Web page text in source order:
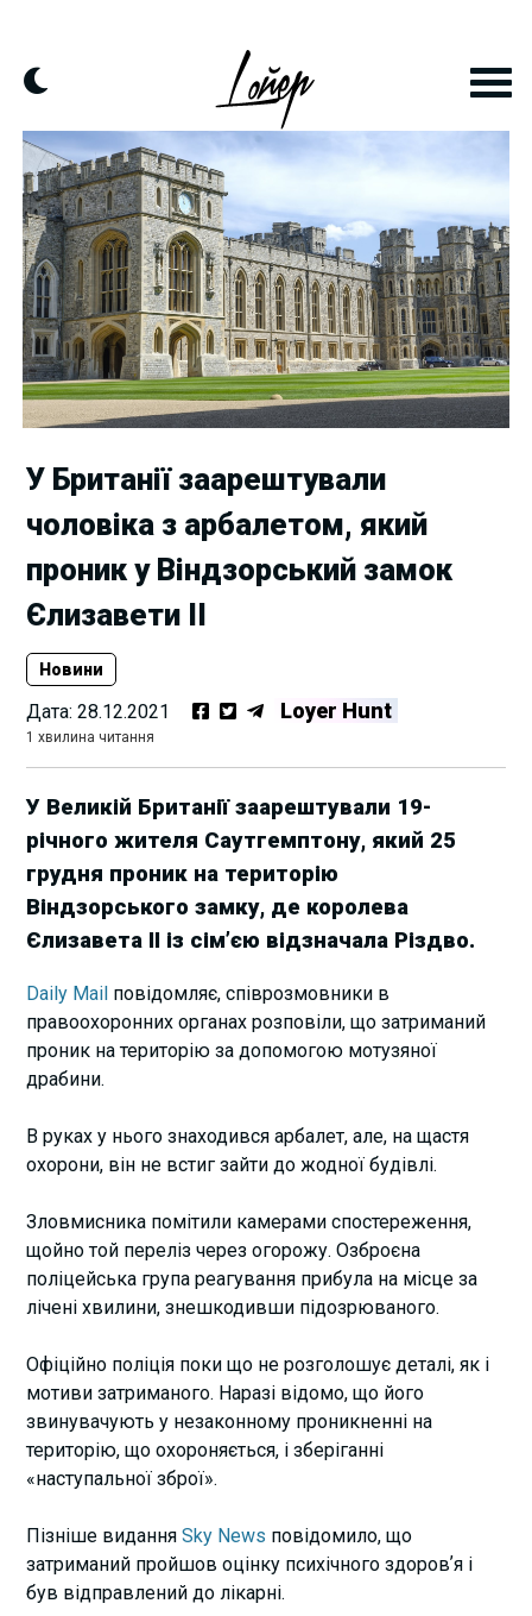
content
У Британії заарештували
чоловіка з арбалетом, який
проник у Віндзорський замок
Єлизавети II
Новини
Дата:28.12.2021 Loyer Hunt
1 хвилина читання
У Великій Британії заарештували 19-
річного жителя Саутгемптону, який 25
грудня проник на територію
Віндзорського замку, де королева
Єлизавета II із сімʼєю відзначала Різдво.
Daily Mail повідомляє, співрозмовники в
правоохоронних органах розповіли, що затриманий
проник на територію за допомогою мотузяної
драбини.
В руках у нього знаходився арбалет, але, на щастя
охорони, він не встиг зайти до жодної будівлі.
Зловмисника помітили камерами спостереження,
щойно той переліз через огорожу. Озброєна
поліцейська група реагування прибула на місце за
лічені хвилини, знешкодивши підозрюваного.
Офіційно поліція поки що не розголошує деталі, як і
мотиви затриманого. Наразі відомо, що його
звинувачують у незаконному проникненні на
територію, що охороняється, і зберіганні
«наступальної зброї».
Пізніше виданняSky News повідомило, що
затриманий пройшов оцінку психічного здоровʼя і
був відправлений до лікарні.